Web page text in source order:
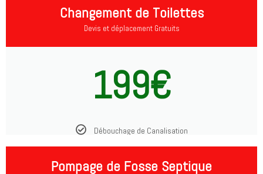
Changement de Toilettes
Devis et déplacement Gratuits
199€
Débouchage de Canalisation
Pompage de Fosse Septique